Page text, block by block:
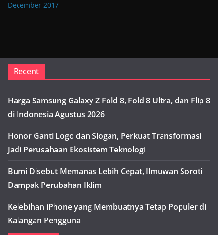
December 2017
Recent
Harga Samsung Galaxy Z Fold 8, Fold 8 Ultra, dan Flip 8
di Indonesia Agustus 2026
Honor Ganti Logo dan Slogan, Perkuat Transformasi
Jadi Perusahaan Ekosistem Teknologi
Bumi Disebut Memanas Lebih Cepat, Ilmuwan Soroti
Dampak Perubahan Iklim
Kelebihan iPhone yang Membuatnya Tetap Populer di
Kalangan Pengguna